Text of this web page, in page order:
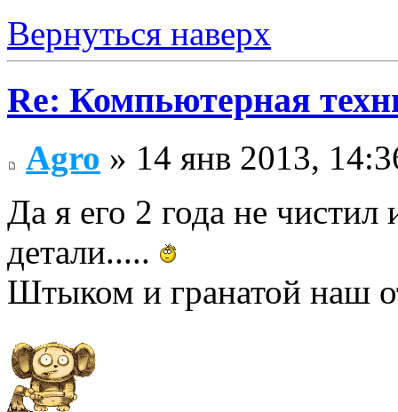
Вернуться наверх
Re: Компьютерная
Agro » 14 янв 2013,
Да я его 2 года не
детали.....
Штыком и гранатой наш